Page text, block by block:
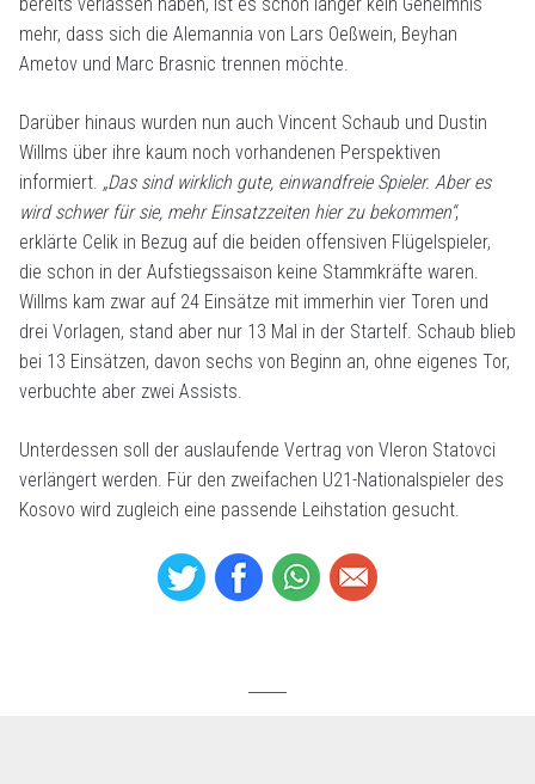
mehr, dass sich die Alemannia von Lars Oeßwein, Beyhan
Ametov und Marc Brasnic trennen möchte.
Darüber hinaus wurden nun auch Vincent Schaub und Dustin
Willms über ihre kaum noch vorhandenen Perspektiven
informiert. „Das sind wirklich gute, einwandfreie Spieler. Aber es
wird schwer für sie, mehr Einsatzzeiten hier zu bekommen“,
erklärte Celik in Bezug auf die beiden offensiven Flügelspieler,
die schon in der Aufstiegssaison keine Stammkräfte waren.
Willms kam zwar auf 24 Einsätze mit immerhin vier Toren und
drei Vorlagen, stand aber nur 13 Mal in der Startelf. Schaub blieb
bei 13 Einsätzen, davon sechs von Beginn an, ohne eigenes Tor,
verbuchte aber zwei Assists.
Unterdessen soll der auslaufende Vertrag von Vleron Statovci
verlängert werden. Für den zweifachen U21-Nationalspieler des
Kosovo wird zugleich eine passende Leihstation gesucht.